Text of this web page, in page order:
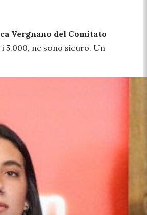
Vergnano del Comitato
5.000, ne sono sicuro. Un